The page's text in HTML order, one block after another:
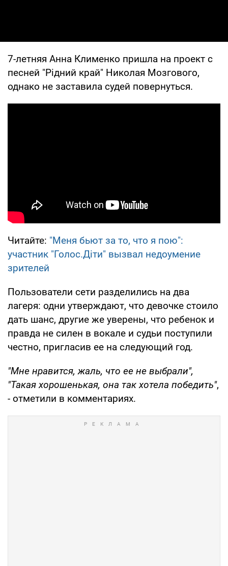
7-летняя Анна Клименко пришла на проект с
песней "Рідний край" Николая Мозгового,
однако не заставила судей повернуться.
Читайте: "Меня бьют за то, что я пою":
участник "Голос.Діти" вызвал недоумение
зрителей
Пользователи сети разделились на два
лагеря: одни утверждают, что девочке стоило
дать шанс, другие же уверены, что ребенок и
правда не силен в вокале и судьи поступили
честно, пригласив ее на следующий год.
"Мне нравится, жаль, что ее не выбрали",
"Такая хорошенькая, она так хотела победить",
- отметили в комментариях.